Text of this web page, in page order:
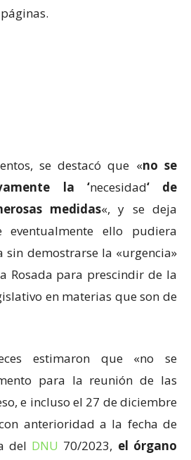
se destacó que «no se
la ‘necesidad‘ de
medidas«, y se deja
ello pudiera
sin demostrarse la «urgencia»
Rosada para prescindir de la
en materias que son de
estimaron que «no se
para la reunión de las
e incluso el 27 de diciembre
anterioridad a la fecha de
del DNU 70/2023, el órgano